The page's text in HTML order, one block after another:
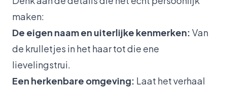
maken:
De eigen naam en uiterlijke kenmerken: Van
de krulletjes in het haar tot die ene
lievelingstrui.
Een herkenbare omgeving: Laat het verhaal